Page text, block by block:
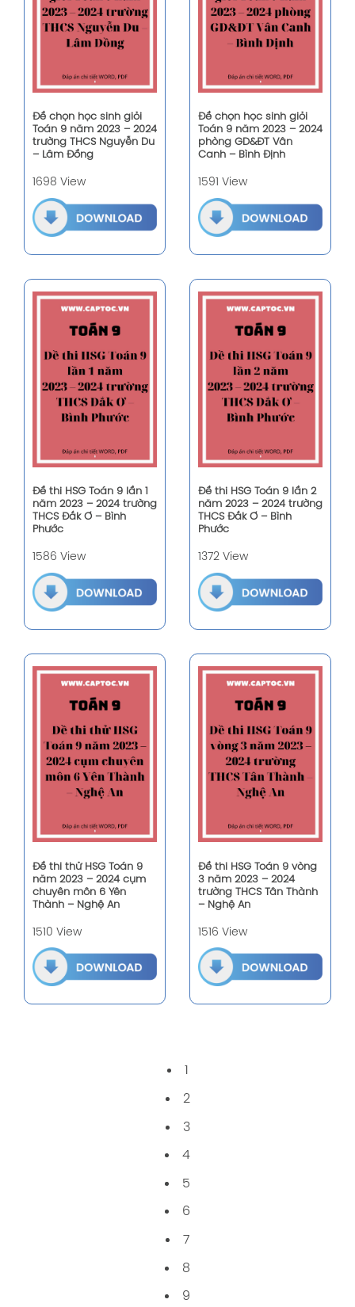
Đề chọn học sinh giỏi
Toán 9 năm 2023 – 2024
trường THCS Nguyễn Du
– Lâm Đồng
1698 View
Đề chọn học sinh giỏi
Toán 9 năm 2023 – 2024
phòng GD&ĐT Vân
Canh – Bình Định
1591 View
Đề thi HSG Toán 9 lần 1
năm 2023 – 2024 trường
THCS Đắk Ơ – Bình
Phước
1586 View
Đề thi HSG Toán 9 lần 2
năm 2023 – 2024 trường
THCS Đắk Ơ – Bình
Phước
1372 View
Đề thi thử HSG Toán 9
năm 2023 – 2024 cụm
chuyên môn 6 Yên
Thành – Nghệ An
1510 View
Đề thi HSG Toán 9 vòng
3 năm 2023 – 2024
trường THCS Tân Thành
– Nghệ An
1516 View
1
2
3
4
5
6
7
8
9